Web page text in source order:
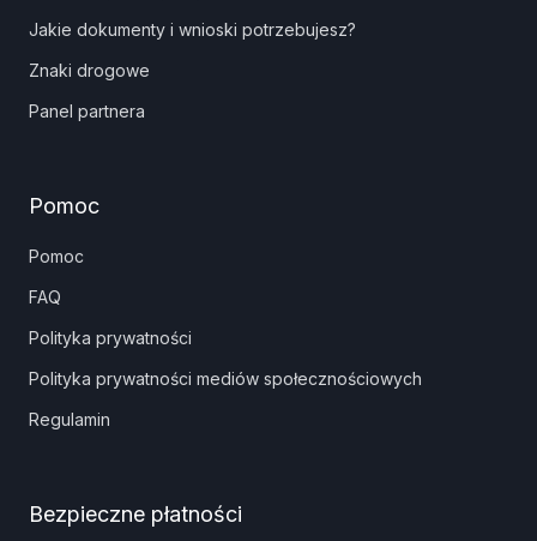
Jakie dokumenty i wnioski potrzebujesz?
Znaki drogowe
Panel partnera
Pomoc
Pomoc
FAQ
Polityka prywatności
Polityka prywatności mediów społecznościowych
Regulamin
Bezpieczne płatności